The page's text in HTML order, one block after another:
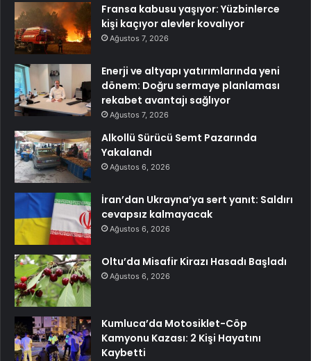
Fransa kabusu yaşıyor: Yüzbinlerce
kişi kaçıyor alevler kovalıyor
Ağustos 7, 2026
Enerji ve altyapı yatırımlarında yeni
dönem: Doğru sermaye planlaması
rekabet avantajı sağlıyor
Ağustos 7, 2026
Alkollü Sürücü Semt Pazarında
Yakalandı
Ağustos 6, 2026
İran’dan Ukrayna’ya sert yanıt: Saldırı
cevapsız kalmayacak
Ağustos 6, 2026
Oltu’da Misafir Kirazı Hasadı Başladı
Ağustos 6, 2026
Kumluca’da Motosiklet-Cöp
Kamyonu Kazası: 2 Kişi Hayatını
Kaybetti